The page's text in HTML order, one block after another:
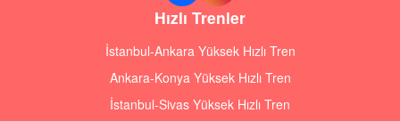
Hızlı Trenler
İstanbul-Ankara Yüksek Hızlı Tren
Ankara-Konya Yüksek Hızlı Tren
İstanbul-Sivas Yüksek Hızlı Tren